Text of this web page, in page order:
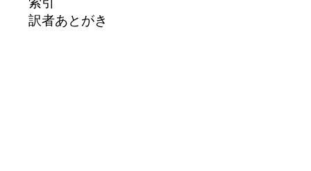
訳者あとがき